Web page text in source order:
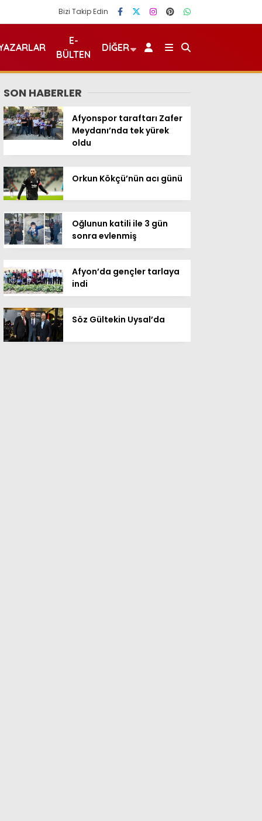
Bizi Takip Edin
E-
BÜLTEN
DIĞER
SON HABERLER
Afyonspor taraftarı Zafer
Meydanı’nda tek yürek
oldu
Orkun Kökçü’nün acı günü
Oğlunun katili ile 3 gün
sonra evlenmiş
Afyon’da gençler tarlaya
indi
Söz Gültekin Uysal’da